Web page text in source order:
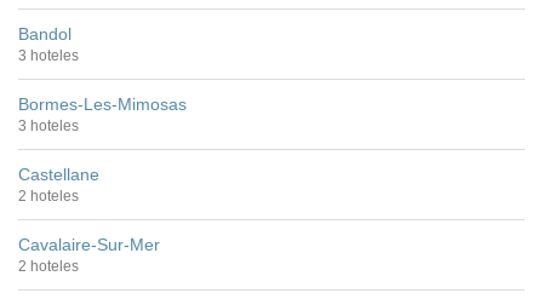
Bandol
3 hoteles
Bormes-Les-Mimosas
3 hoteles
Castellane
2 hoteles
Cavalaire-Sur-Mer
2 hoteles